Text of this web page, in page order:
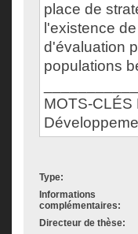
place de
l'existence
d'évaluation
populations
MOTS-CLÉS
Type:
Informations
complémentaires:
Directeur de thèse: